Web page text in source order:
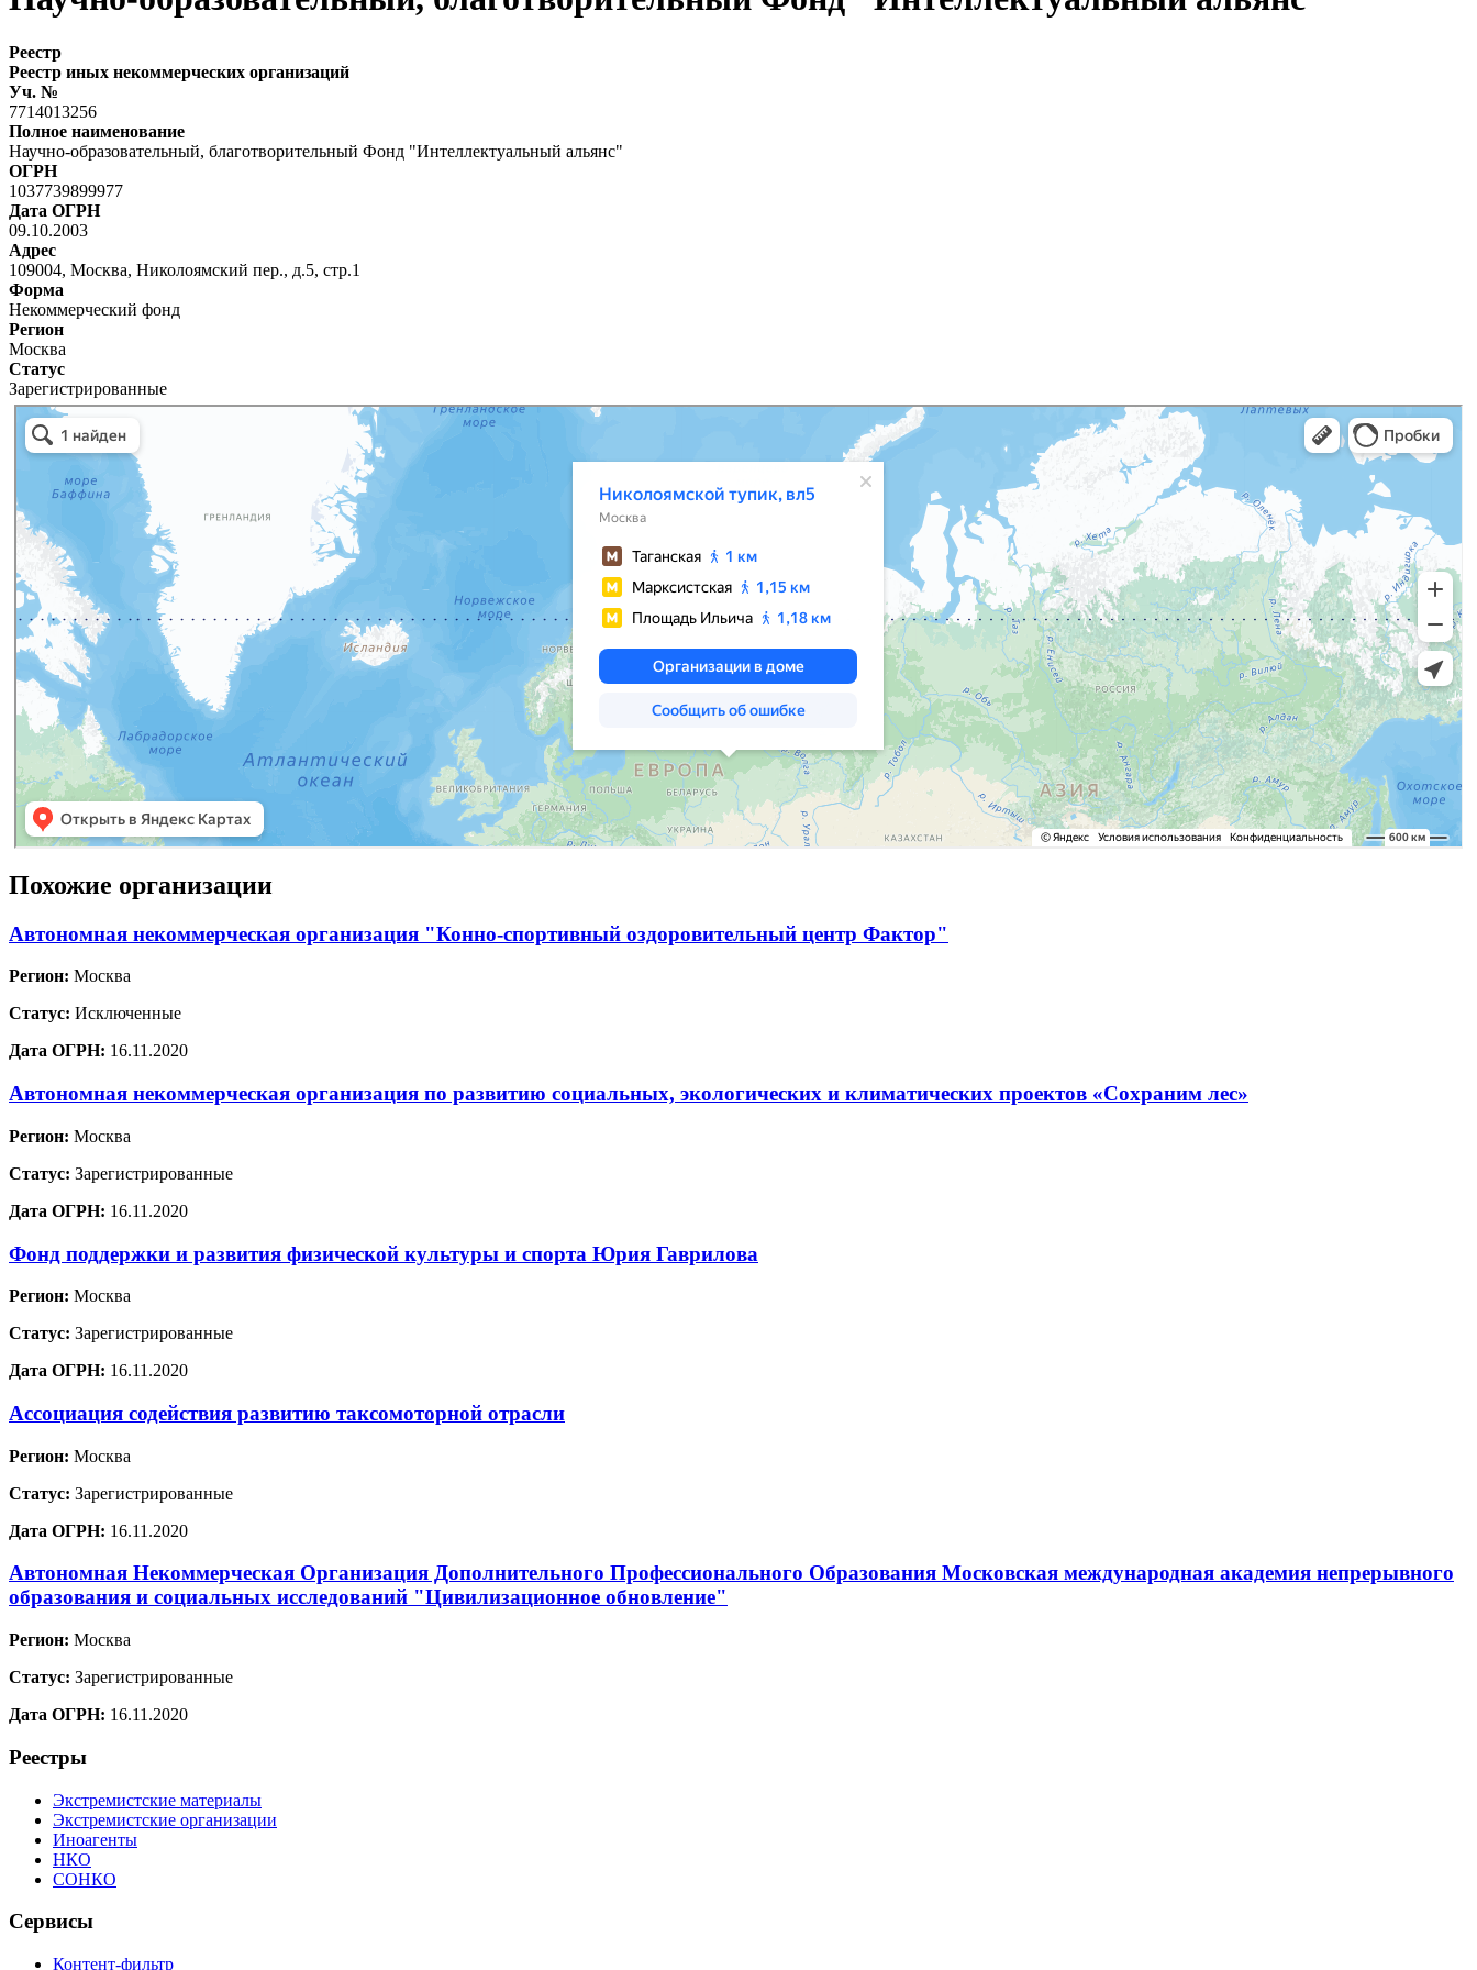
Реестр
Реестр иных некоммерческих организаций
Уч. №
7714013256
Полное наименование
Научно-образовательный, благотворительный Фонд "Интеллектуальный альянс"
ОГРН
1037739899977
Дата ОГРН
09.10.2003
Адрес
109004, Москва, Николоямский пер., д.5, стр.1
Форма
Некоммерческий фонд
Регион
Москва
Статус
Зарегистрированные
Похожие организации
Автономная некоммерческая организация "Конно-спортивный оздоровительный центр Фактор"
Регион: Москва
Статус: Исключенные
Дата ОГРН: 16.11.2020
Автономная некоммерческая организация по развитию социальных, экологических и климатических проектов «Сохраним лес»
Регион: Москва
Статус: Зарегистрированные
Дата ОГРН: 16.11.2020
Фонд поддержки и развития физической культуры и спорта Юрия Гаврилова
Регион: Москва
Статус: Зарегистрированные
Дата ОГРН: 16.11.2020
Ассоциация содействия развитию таксомоторной отрасли
Регион: Москва
Статус: Зарегистрированные
Дата ОГРН: 16.11.2020
Автономная Некоммерческая Организация Дополнительного Профессионального Образования Московская международная академия непрерывного
образования и социальных исследований "Цивилизационное обновление"
Регион: Москва
Статус: Зарегистрированные
Дата ОГРН: 16.11.2020
Реестры
Экстремистские материалы
Экстремистские организации
Иноагенты
НКО
СОНКО
Сервисы
Контент-фильтр